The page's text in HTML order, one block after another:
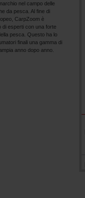
nel campo delle
da pesca. Al fine di
CarpZoom è
di esperti con una forte
pesca. Questo ha lo
finali una gamma di
anno dopo anno.